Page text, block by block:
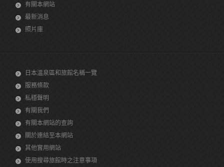
有關本網站
最新消息
照片庫
日本溫泉區和旅館名稱一覽
服務條款
私穩聲明
有關我們
有關本網站的查詢
關於連結至本網站
其他實用網站
使用搜尋旅館時之注意事項